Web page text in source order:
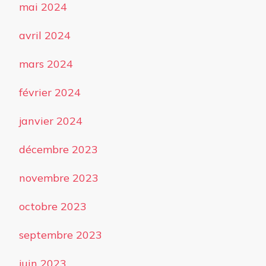
mai 2024
avril 2024
mars 2024
février 2024
janvier 2024
décembre 2023
novembre 2023
octobre 2023
septembre 2023
juin 2023